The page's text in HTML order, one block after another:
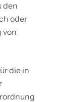
den
oder
von
die in